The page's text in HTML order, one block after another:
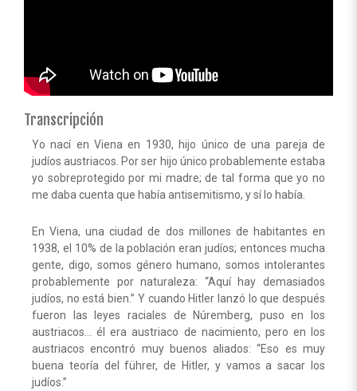
Transcripción
Yo nací en Viena en 1930, hijo único de una pareja de
judíos austriacos. Por ser hijo único probablemente estaba
yo sobreprotegido por mi madre; de tal forma que yo no
me daba cuenta que había antisemitismo, y sí lo había.
En Viena, una ciudad de dos millones de habitantes en
1938, el 10% de la población eran judíos; entonces mucha
gente, digo, somos género humano, somos intolerantes
probablemente por naturaleza: “Aquí hay demasiados
judíos, no está bien.” Y cuando Hitler lanzó lo que después
fueron las leyes raciales de Núremberg, puso en los
austriacos… él era austriaco de nacimiento, pero en los
austriacos encontró muy buenos aliados: “Eso es muy
buena teoría del führer, de Hitler, y vamos a sacar los
judíos.”